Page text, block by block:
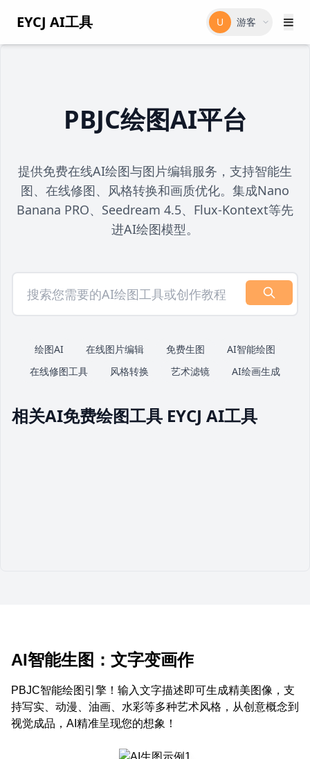
EYCJ AI工具 U 游客
PBJC绘图AI平台
提供免费在线AI绘图与图片编辑服务，支持智能生
图、在线修图、风格转换和画质优化。集成Nano
Banana PRO、Seedream 4.5、Flux-Kontext等先
进AI绘图模型。
绘图AI 在线图片编辑 免费生图
AI智能绘图
在线修图工具
风格转换 艺术滤镜 AI绘画生成
相关AI免费绘图工具 EYCJ AI工具
AI智能生图：文字变画作
PBJC智能绘图引擎！输入文字描述即可生成精美图像，支
持写实、动漫、油画、水彩等多种艺术风格，从创意概念到
视觉成品，AI精准呈现您的想象！